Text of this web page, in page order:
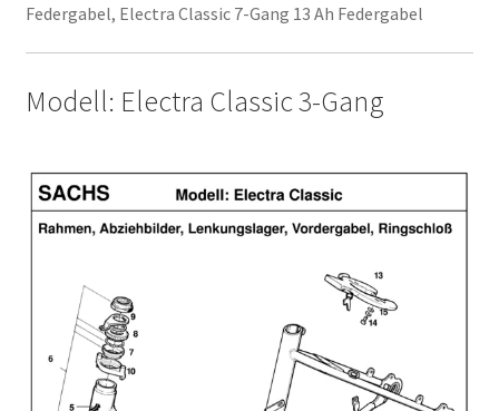
Federgabel, Electra Classic 7-Gang 13 Ah Federgabel
Modell: Electra Classic 3-Gang